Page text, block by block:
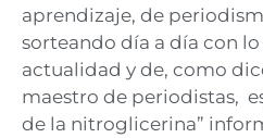
aprendizaje, de
sorteando día a día con
actualidad y de, como
maestro de periodistas,
de la nitroglicerina”